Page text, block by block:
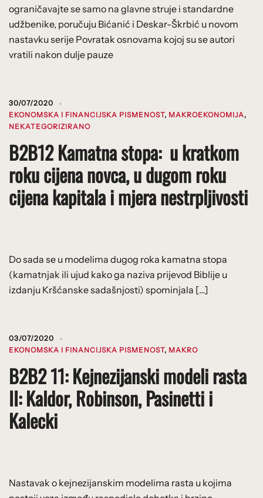
ograničavajte se samo na glavne struje i standardne
udžbenike, poručuju Bićanić i Deskar-Škrbić u novom
nastavku serije Povratak osnovama kojoj su se autori
vratili nakon dulje pauze
30/07/2020
EKONOMSKA I FINANCIJSKA PISMENOST, MAKROEKONOMIJA,
NEKATEGORIZIRANO
B2B12 Kamatna stopa: u kratkom
roku cijena novca, u dugom roku
cijena kapitala i mjera nestrpljivosti
Do sada se u modelima dugog roka kamatna stopa
(kamatnjak ili ujud kako ga naziva prijevod Biblije u
izdanju Kršćanske sadašnjosti) spominjala […]
03/07/2020
EKONOMSKA I FINANCIJSKA PISMENOST, MAKRO
B2B2 11: Kejnezijanski modeli rasta
II: Kaldor, Robinson, Pasinetti i
Kalecki
Nastavak o kejnezijanskim modelima rasta u kojima